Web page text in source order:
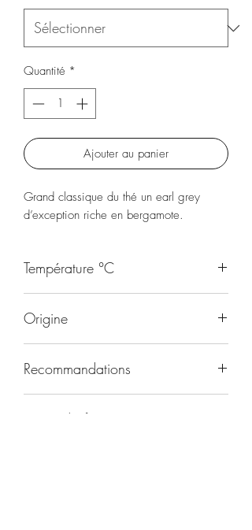
Quantité *
Ajouter au panier
Grand classique du thé un earl grey
d’exception riche en bergamote.
Température °C
Origine
Recommandations
Durée d'infusion